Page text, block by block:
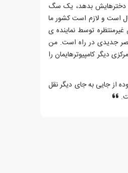
دخترهایش بدهد، یک سگ
است و لازم است کشور ما
غیرمنتظره توسط نماینده ی
جدیدی در راه است. من
دیگر کامپیوترهایمان را
از جایی به جای دیگر نقل